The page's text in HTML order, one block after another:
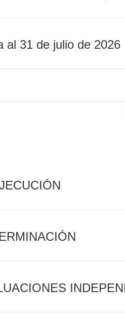
al 31 de julio de 2026